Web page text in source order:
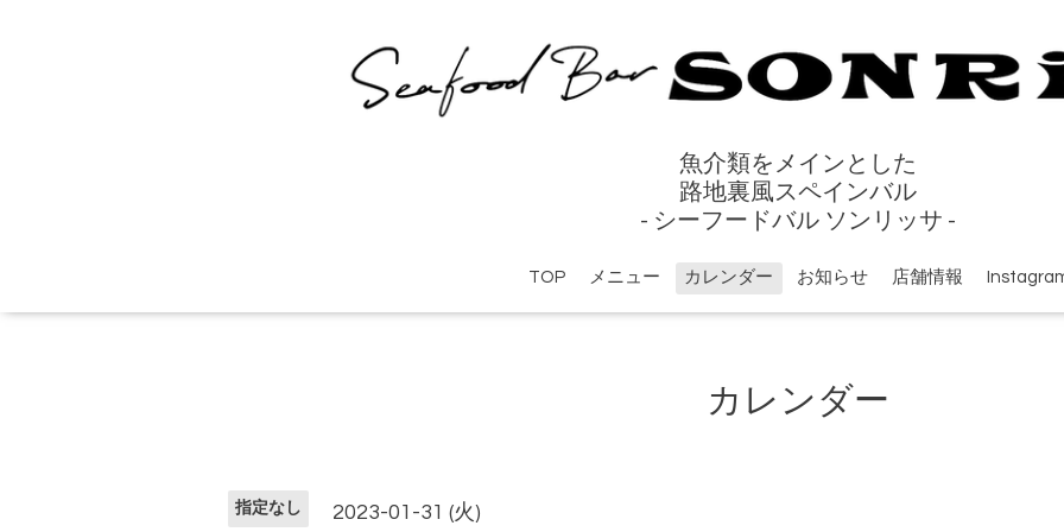
魚介類をメインとした
路地裏風スペインバル
- シーフードバル ソンリッサ -
TOP メニュー カレンダー お知らせ 店舗情報
カレンダー
指定なし 2023-01-31 (火)